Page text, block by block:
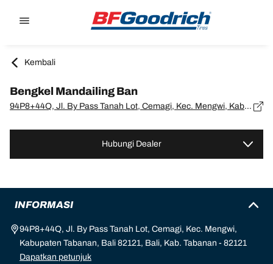
Kembali
Bengkel Mandailing Ban
94P8+44Q, Jl. By Pass Tanah Lot, Cemagi, Kec. Mengwi, Kabupaten Tabanan, Bali 82121, Bali, Kab. Tabanan - 82121
Hubungi Dealer
INFORMASI
94P8+44Q, Jl. By Pass Tanah Lot, Cemagi, Kec. Mengwi,
Kabupaten Tabanan, Bali 82121, Bali, Kab. Tabanan - 82121
Dapatkan petunjuk